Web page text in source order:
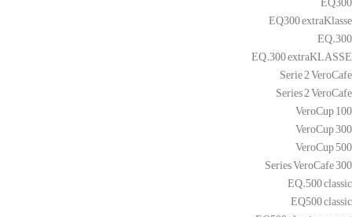
EQ300 extraKlasse
EQ.300
EQ.300 extraKLASSE
Serie 2 VeroCafe
Series 2 VeroCafe
VeroCup 100
VeroCup 300
VeroCup 500
300 Series VeroCafe
EQ.500 classic
EQ500 classic